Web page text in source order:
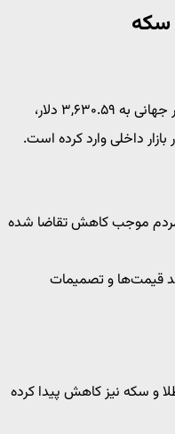
سکه
کاهش قیمت اونس طلا در بازار جهانی به ۳,۶۳۰.۵۹ دلار،
داخلی وارد کرده است.
مردم موجب کاهش تقاضا شده
قیمت‌ها و تصمیمات
و سکه نیز کاهش پیدا کرده